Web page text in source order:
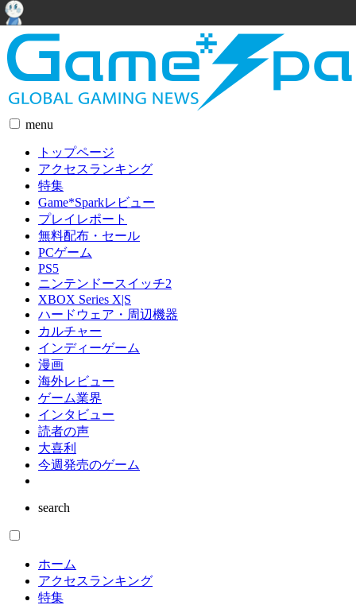
menu
トップページ
アクセスランキング
特集
Game*Sparkレビュー
プレイレポート
無料配布・セール
PCゲーム
PS5
ニンテンドースイッチ2
XBOX Series X|S
ハードウェア・周辺機器
カルチャー
インディーゲーム
漫画
海外レビュー
ゲーム業界
インタビュー
読者の声
大喜利
今週発売のゲーム
search
ホーム
アクセスランキング
特集